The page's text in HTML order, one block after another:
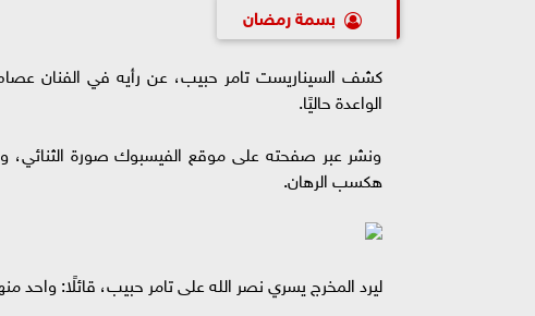
بسمة رمضان
كشف السيناريست تامر حبيب، عن رأيه في الفنان
الواعدة حاليًا.
ونشر عبر صفحته على موقع الفيسبوك صورة الثنائي،
هكسب الرهان.
ليرد المخرج يسري نصر الله على تامر حبيب، قائلًا: